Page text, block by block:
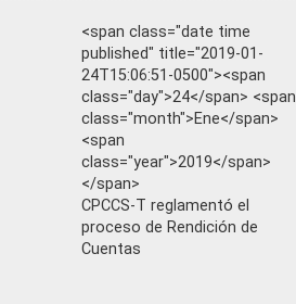
<span class="date time
published" title="2019-01-
24T15:06:51-0500"><span
class="day">24</span> <span
class="month">Ene</span>
<span
class="year">2019</span>
</span>
CPCCS-T reglamentó el
proceso de Rendición de
Cuentas